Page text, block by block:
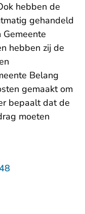
hebben de
gehandeld
hebben zij de
Belang
gemaakt om
bepaalt dat de
moeten